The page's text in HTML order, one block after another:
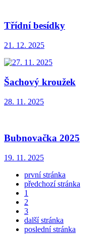
Třídní besídky
21. 12. 2025
Šachový kroužek
28. 11. 2025
Bubnovačka 2025
19. 11. 2025
první stránka
předchozí stránka
1
2
3
další stránka
poslední stránka